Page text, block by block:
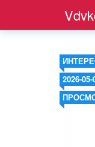
2026-05-